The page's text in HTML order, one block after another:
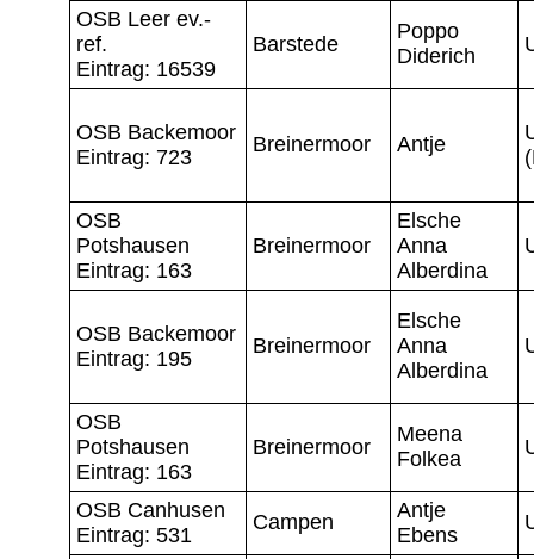
OSB Leer ev.-
ref.
Eintrag: 16539
Barstede
Poppo
Diderich
OSB Backemoor
Eintrag: 723
Breinermoor Antje
OSB
Potshausen
Eintrag: 163
Breinermoor
Elsche
Anna
Alberdina
OSB Backemoor
Eintrag: 195
Breinermoor
Elsche
Anna
Alberdina
OSB
Potshausen
Eintrag: 163
Breinermoor
Meena
Folkea
OSB Canhusen
Eintrag: 531
Campen
Antje
Ebens